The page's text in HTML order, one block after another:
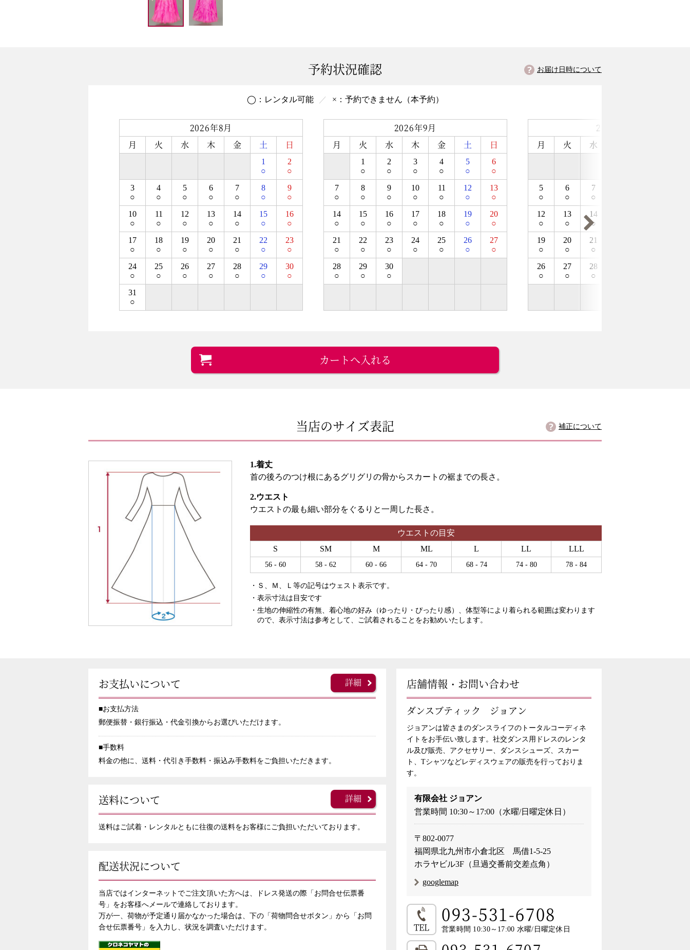
予約状況確認 お届け日時について
◯： レンタル可能 ×： 予約できません （本予約）
2026年8月
月
火 水 木 金 土 日
1
○
2
○
3
○
4
○
5
○
6
○
7
○
8
○
9
○
10
○
11
○
12
○
13
○
14
○
15
○
16
○
17
○
18
○
19
○
20
○
21
○
22
○
23
○
24
○
25
○
26
○
27
○
28
○
29
○
30
○
31
○
2026年9月
月
火 水 木 金 土 日
1
○
2
○
3
○
4
○
5
○
6
○
7
○
8
○
9
○
10
○
11
○
12
○
13
○
14
○
15
○
16
○
17
○
18
○
19
○
20
○
21
○
22
○
23
○
24
○
25
○
26
○
27
○
28
○
29
○
30
○
2026年10月
月
火 水
5
○
6
○
7
○
12
○
13
○
14
○
19
○
20
○
21
○
26
○
27
○
28
○
カートへ入れる
当店のサイズ表記 補正について
1.着丈
首の後ろのつけ根にあるグリグリの骨からスカートの裾までの長さ。
2.ウエスト
ウエストの最も細い部分をぐるりと一周した長さ。
ウエストの目安
S
56 - 60
SM
58 - 62
M
60 - 66
ML
64 - 70
L
68 - 74
LL
74 - 80
LLL
78 - 84
・Ｓ、Ｍ、Ｌ等の記号はウェスト表示です。
・表示寸法は目安です
・生地の伸縮性の有無、着心地の好み（ゆったり・ぴったり感）、体型等により着られる範囲は変わります
ので、表示寸法は参考として、ご試着されることをお勧めいたします。
お支払いについて
■お支払方法
郵便振替・銀行振込・代金引換からお選びいただけます。
■手数料
料金の他に、送料・代引き手数料・振込み手数料をご負担いただきます。
詳細
送料について
送料はご試着・レンタルともに往復の送料をお客様にご負担いただいております。
詳細
配送状況について
当店ではインターネットでご注文頂いた方へは、ドレス発送の際「お問合せ伝票番
号」をお客様へメールで連絡しております。
万が一、荷物が予定通り届かなかった場合は、下の「荷物問合せボタン」から「お問
合せ伝票番号」を入力し、状況を調査いただけます。
店舗情報・お問い合わせ
ダンスブティック ジョアン
ジョアンは皆さまのダンスライフのトータルコーディネ
イトをお手伝い致します。社交ダンス用ドレスのレンタ
ル及び販売、アクセサリー、ダンスシューズ、スカー
ト、Tシャツなどレディスウェアの販売を行っておりま
す。
有限会社 ジョアン
営業時間 10:30～17:00（水曜/日曜定休日）
〒802-0077
福岡県北九州市小倉北区 馬借1-5-25
ホラヤビル3F（旦過交番前交差点角）
googlemap
TEL
093-531-6708
営業時間 10:30～17:00 水曜/日曜定休日